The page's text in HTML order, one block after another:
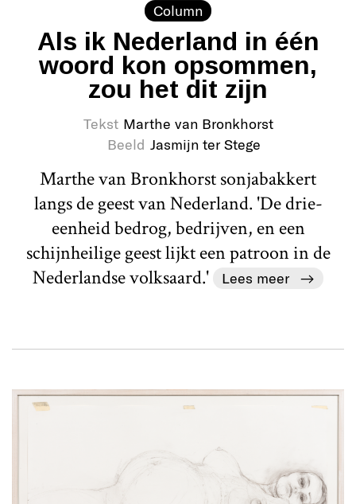
Column
Als ik Nederland in één
woord kon opsommen,
zou het dit zijn
Tekst Marthe van Bronkhorst
Beeld Jasmijn ter Stege
Marthe van Bronkhorst sonjabakkert
langs de geest van Nederland. 'De drie-
eenheid bedrog, bedrijven, en een
schijnheilige geest lijkt een patroon in de
Nederlandse volksaard.'
Lees meer